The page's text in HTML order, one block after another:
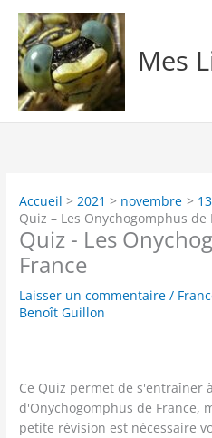
Aller
contenu
Mes
Accueil 2021 novembre
13
Quiz – Les Onychogomphus de
Quiz - Les
France
Laisser un commentaire /
Benoît Guillon
Ce Quiz permet de s'entraîner
d'Onychogomphus de France,
petite révision est nécessaire